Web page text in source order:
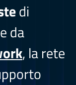
di
da
, la rete